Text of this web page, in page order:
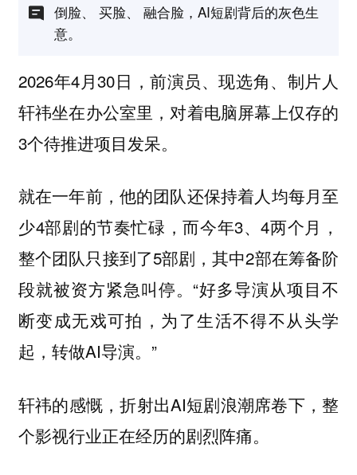
倒脸、 买脸、 融合脸，AI短剧背后的灰色生
意。
2026年4月30日，前演员、现选角、制片人
轩祎坐在办公室里，对着电脑屏幕上仅存的
3个待推进项目发呆。
就在一年前，他的团队还保持着人均每月至
少4部剧的节奏忙碌，而今年3、4两个月，
整个团队只接到了5部剧，其中2部在筹备阶
段就被资方紧急叫停。“好多导演从项目不
断变成无戏可拍，为了生活不得不从头学
起，转做AI导演。”
轩祎的感慨，折射出AI短剧浪潮席卷下，整
个影视行业正在经历的剧烈阵痛。